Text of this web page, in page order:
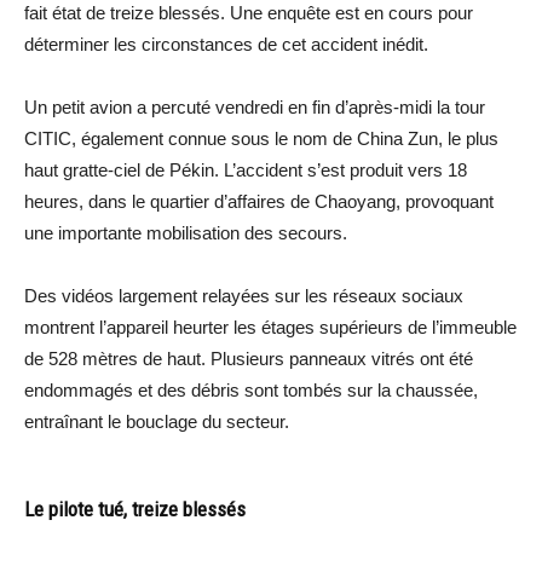
fait état de treize blessés. Une enquête est en cours pour
déterminer les circonstances de cet accident inédit.
Un petit avion a percuté vendredi en fin d’après-midi la tour
CITIC, également connue sous le nom de China Zun, le plus
haut gratte-ciel de Pékin. L’accident s’est produit vers 18
heures, dans le quartier d’affaires de Chaoyang, provoquant
une importante mobilisation des secours.
Des vidéos largement relayées sur les réseaux sociaux
montrent l’appareil heurter les étages supérieurs de l’immeuble
de 528 mètres de haut. Plusieurs panneaux vitrés ont été
endommagés et des débris sont tombés sur la chaussée,
entraînant le bouclage du secteur.
Le pilote tué, treize blessés